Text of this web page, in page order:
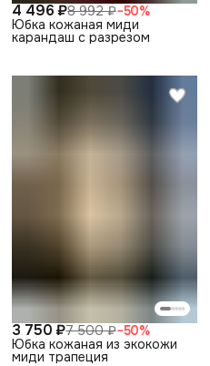
4 496 ₽8 992 ₽−50%
Юбка кожаная миди
карандаш с разрезом
3 750 ₽7 500 ₽−50%
Юбка кожаная из экокожи
миди трапеция